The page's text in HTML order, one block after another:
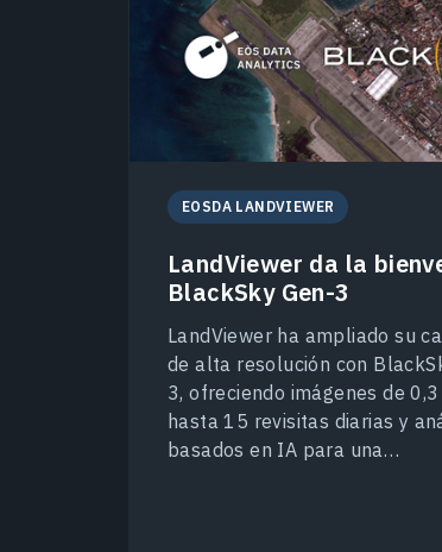
EOSDA LANDVIEWER
LandViewer da la
BlackSky Gen-3
LandViewer ha ampliado su
de alta resolución con
3, ofreciendo imágenes de
hasta 15 revisitas diarias y
basados en IA para una